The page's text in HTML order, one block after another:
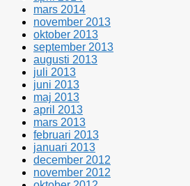
mars 2014
november 2013
oktober 2013
september 2013
augusti 2013
juli 2013
juni 2013
maj 2013
april 2013
mars 2013
februari 2013
januari 2013
december 2012
november 2012